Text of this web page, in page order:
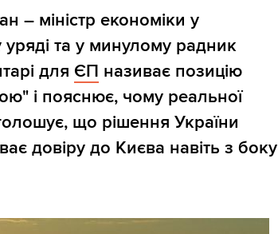
– міністр економіки у
та у минулому радник
для ЄП називає позицію
і пояснює, чому реальної
що рішення України
довіру до Києва навіть з боку